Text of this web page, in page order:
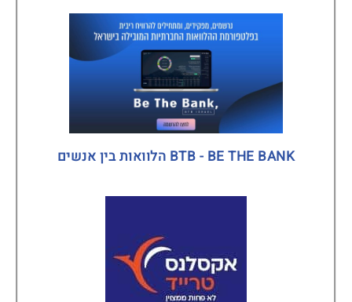
BTB - BE THE BANK הלוואות בין אנשים